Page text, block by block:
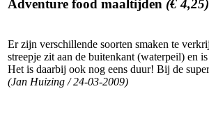
Adventure food maaltijden (€ 4,25)
Er zijn verschillende soorten smaken te
streepje zit aan de buitenkant (waterpeil) en
Het is daarbij ook nog eens duur! Bij de
(Jan Huizing / 24-03-2009)